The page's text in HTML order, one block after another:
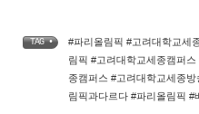
TAG •
#파리올림픽 #고려대학교세
림픽 #고려대학교세종캠퍼
종캠퍼스 #고려대학교세종
림픽과다르다 #파리올림픽 #